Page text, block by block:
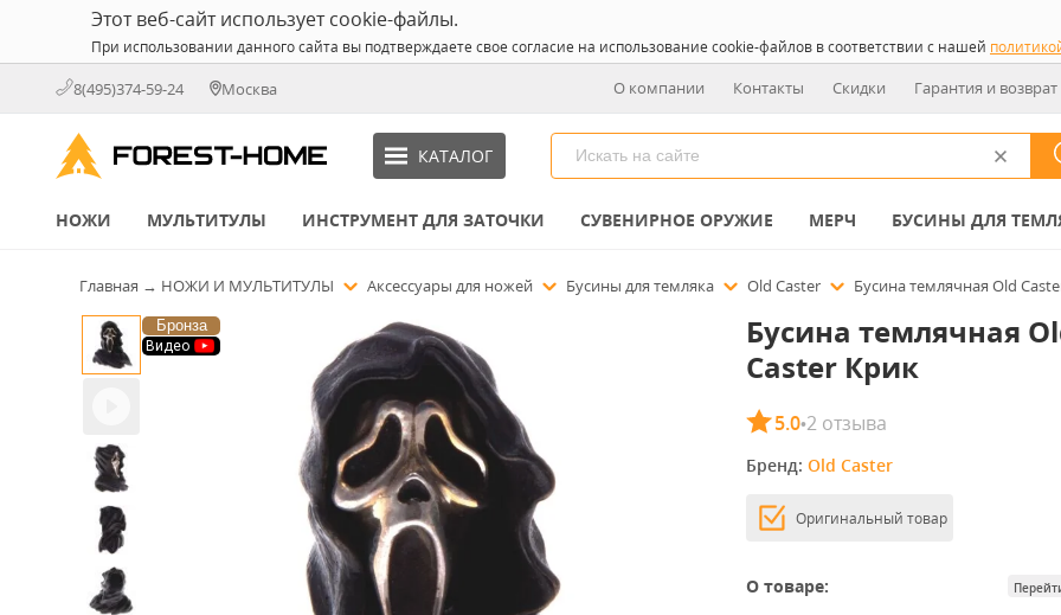
Этот веб-сайт использует cookie-файлы.
При использовании данного сайта вы подтверждаете свое согласие на использование cookie-файлов в соответствии с нашей
8(495)374-59-24 Москва О компании Контакты Скидки Гарантия и возврат
КАТАЛОГ
НОЖИ МУЛЬТИТУЛЫ ИНСТРУМЕНТ ДЛЯ ЗАТОЧКИ СУВЕНИРНОЕ ОРУЖИЕ МЕРЧ БУСИНЫ ДЛЯ
Главная → НОЖИ И МУЛЬТИТУЛЫ Аксессуары для ножей Бусины для темляка Old Caster Бусина темлячная Old
Бронза
Видео
Бусина темлячная
Caster Крик
5.0•2 отзыва
Бренд: Old Caster
Оригинальный товар
О товаре: